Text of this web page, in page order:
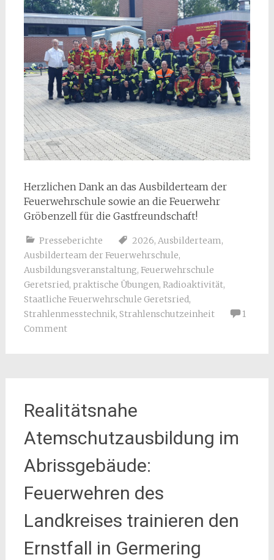
Herzlichen Dank an das Ausbilderteam der
Feuerwehrschule sowie an die Feuerwehr
Gröbenzell für die Gastfreundschaft!
Presseberichte 2026, Ausbilderteam,
Ausbilderteam der Feuerwehrschule,
Ausbildungsveranstaltung, Feuerwehrschule
Geretsried, praktische Übungen, Radioaktivität,
Staatliche Feuerwehrschule Geretsried,
Strahlenmesstechnik, Strahlenschutzeinheit
1
Comment
Realitätsnahe
Atemschutzausbildung im
Abrissgebäude:
Feuerwehren des
Landkreises trainieren den
Ernstfall in Germering